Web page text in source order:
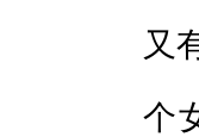
又
个